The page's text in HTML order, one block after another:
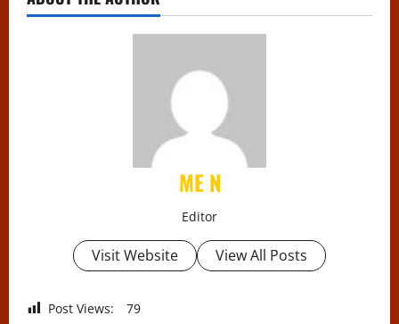
ME N
Editor
Visit Website View All Posts
Post Views: 79